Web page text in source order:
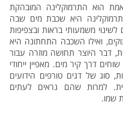
הוא התרמוקלינה המובהקת
של כ-14 מטרים. התרמוקלינה היא שכבת מים שבה
משמעותי בראות ובצפיפות
ואילו השכבה התחתונה היא
דבר היוצר תחושה מוזרה עבור
דרך קיר מים. מאפיין ייחודי
סוג של דגים טורפים הידועים
למרות שהם נראים לעתים
שמו.